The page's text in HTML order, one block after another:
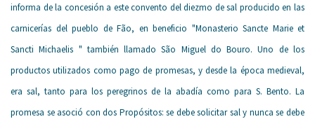
informa de la concesión a este convento del diezmo de sal producido en las
carnicerías del pueblo de Fão, en beneficio "Monasterio Sancte Marie et
Sancti Michaelis " también llamado São Miguel do Bouro. Uno de los
productos utilizados como pago de promesas, y desde la época medieval,
era sal, tanto para los peregrinos de la abadía como para S. Bento. La
promesa se asoció con dos Propósitos: se debe solicitar sal y nunca se debe